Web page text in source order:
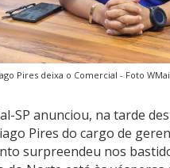
Pires deixa o Comercial - Foto
SP anunciou, na tarde
Pires do cargo de
surpreendeu nos